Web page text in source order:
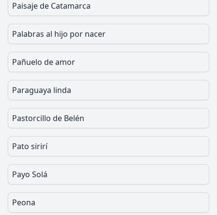
Paisaje de Catamarca
Palabras al hijo por nacer
Pañuelo de amor
Paraguaya linda
Pastorcillo de Belén
Pato sirirí
Payo Solá
Peona